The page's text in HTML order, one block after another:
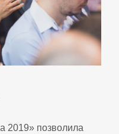
2019» позволила